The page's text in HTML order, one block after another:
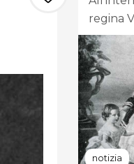
regina
notizia